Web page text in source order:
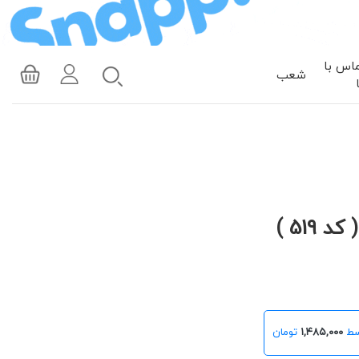
با
شعب
)
۱,۴۸۵,۰۰۰ تومان